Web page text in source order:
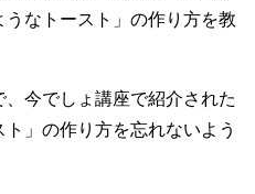
なトースト」の作り方を教
今でしょ講座で紹介された
ト」の作り方を忘れないよう